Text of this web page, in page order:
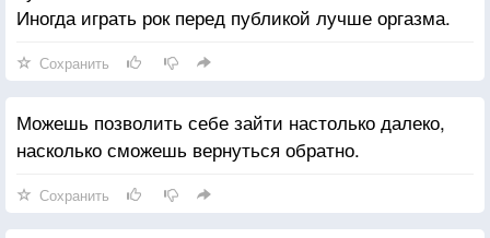
Иногда играть рок перед публикой лучше оргазма.
Сохранить
Можешь позволить себе зайти настолько далеко,
насколько сможешь вернуться обратно.
Сохранить